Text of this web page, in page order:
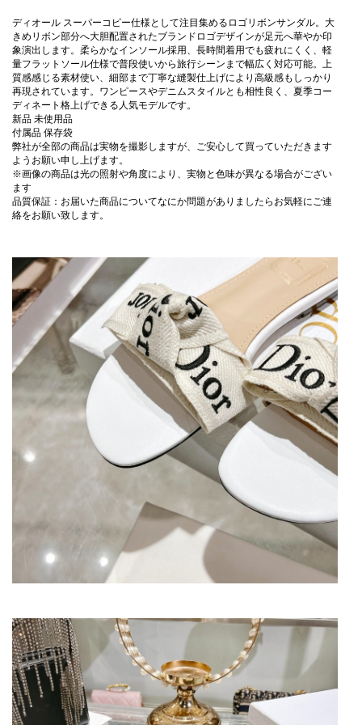
ディオール スーパーコピー仕様として注目集めるロゴリボンサンダル。大
きめリボン部分へ大胆配置されたブランドロゴデザインが足元へ華やか印
象演出します。柔らかなインソール採用、長時間着用でも疲れにくく、軽
量フラットソール仕様で普段使いから旅行シーンまで幅広く対応可能。上
質感感じる素材使い、細部まで丁寧な縫製仕上げにより高級感もしっかり
再現されています。ワンピースやデニムスタイルとも相性良く、夏季コー
ディネート格上げできる人気モデルです。
新品 未使用品
付属品 保存袋
弊社が全部の商品は実物を撮影しますが、ご安心して買っていただきます
ようお願い申し上げます。
※画像の商品は光の照射や角度により、実物と色味が異なる場合がござい
ます
品質保証：お届いた商品についてなにか問題がありましたらお気軽にご連
絡をお願い致します。